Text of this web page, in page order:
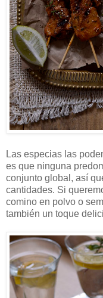
Las especias las
es que ninguna
conjunto global, así
cantidades. Si
comino en polvo o
también un toque